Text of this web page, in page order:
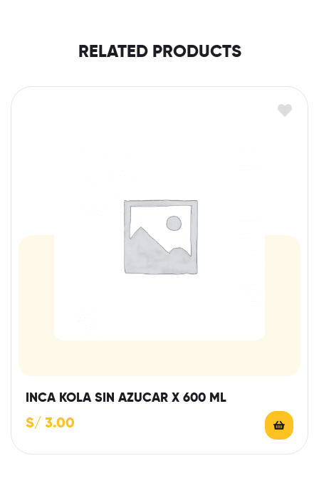
RELATED PRODUCTS
INCA KOLA SIN AZUCAR X 600 ML
S/ 3.00